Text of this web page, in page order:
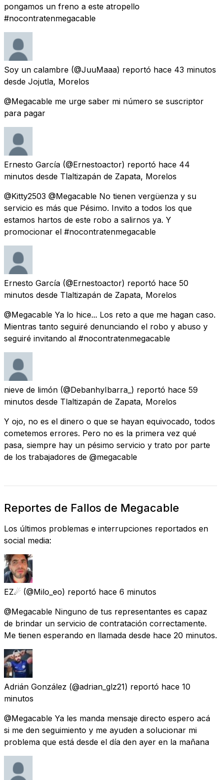
pongamos un freno a este atropello
#nocontratenmegacable
Soy un calambre (@JuuMaaa) reportó hace 43 minutos
desde Jojutla, Morelos
@Megacable me urge saber mi número se suscriptor
para pagar
Ernesto García (@Ernestoactor) reportó hace 44
minutos desde Tlaltizapán de Zapata, Morelos
@Kitty2503 @Megacable No tienen vergüenza y su
servicio es más que Pésimo. Invito a todos los que
estamos hartos de este robo a salirnos ya. Y
promocionar el #nocontratenmegacable
Ernesto García (@Ernestoactor) reportó hace 50
minutos desde Tlaltizapán de Zapata, Morelos
@Megacable Ya lo hice... Los reto a que me hagan caso.
Mientras tanto seguiré denunciando el robo y abuso y
seguiré invitando al #nocontratenmegacable
nieve de limón (@DebanhyIbarra_) reportó hace 59
minutos desde Tlaltizapán de Zapata, Morelos
Y ojo, no es el dinero o que se hayan equivocado, todos
cometemos errores. Pero no es la primera vez qué
pasa, siempre hay un pésimo servicio y trato por parte
de los trabajadores de @megacable
Reportes de Fallos de Megacable
Los últimos problemas e interrupciones reportados en
social media:
EZ☄ (@Milo_eo) reportó hace 6 minutos
@Megacable Ninguno de tus representantes es capaz
de brindar un servicio de contratación correctamente.
Me tienen esperando en llamada desde hace 20 minutos.
Adrián González (@adrian_glz21) reportó hace 10
minutos
@Megacable Ya les manda mensaje directo espero acá
si me den seguimiento y me ayuden a solucionar mi
problema que está desde el día den ayer en la mañana